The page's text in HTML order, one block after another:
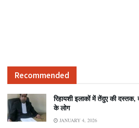
Recommended
रिहायशी इलाकों में तेंदुए की
के लोग
JANUARY 4, 2026